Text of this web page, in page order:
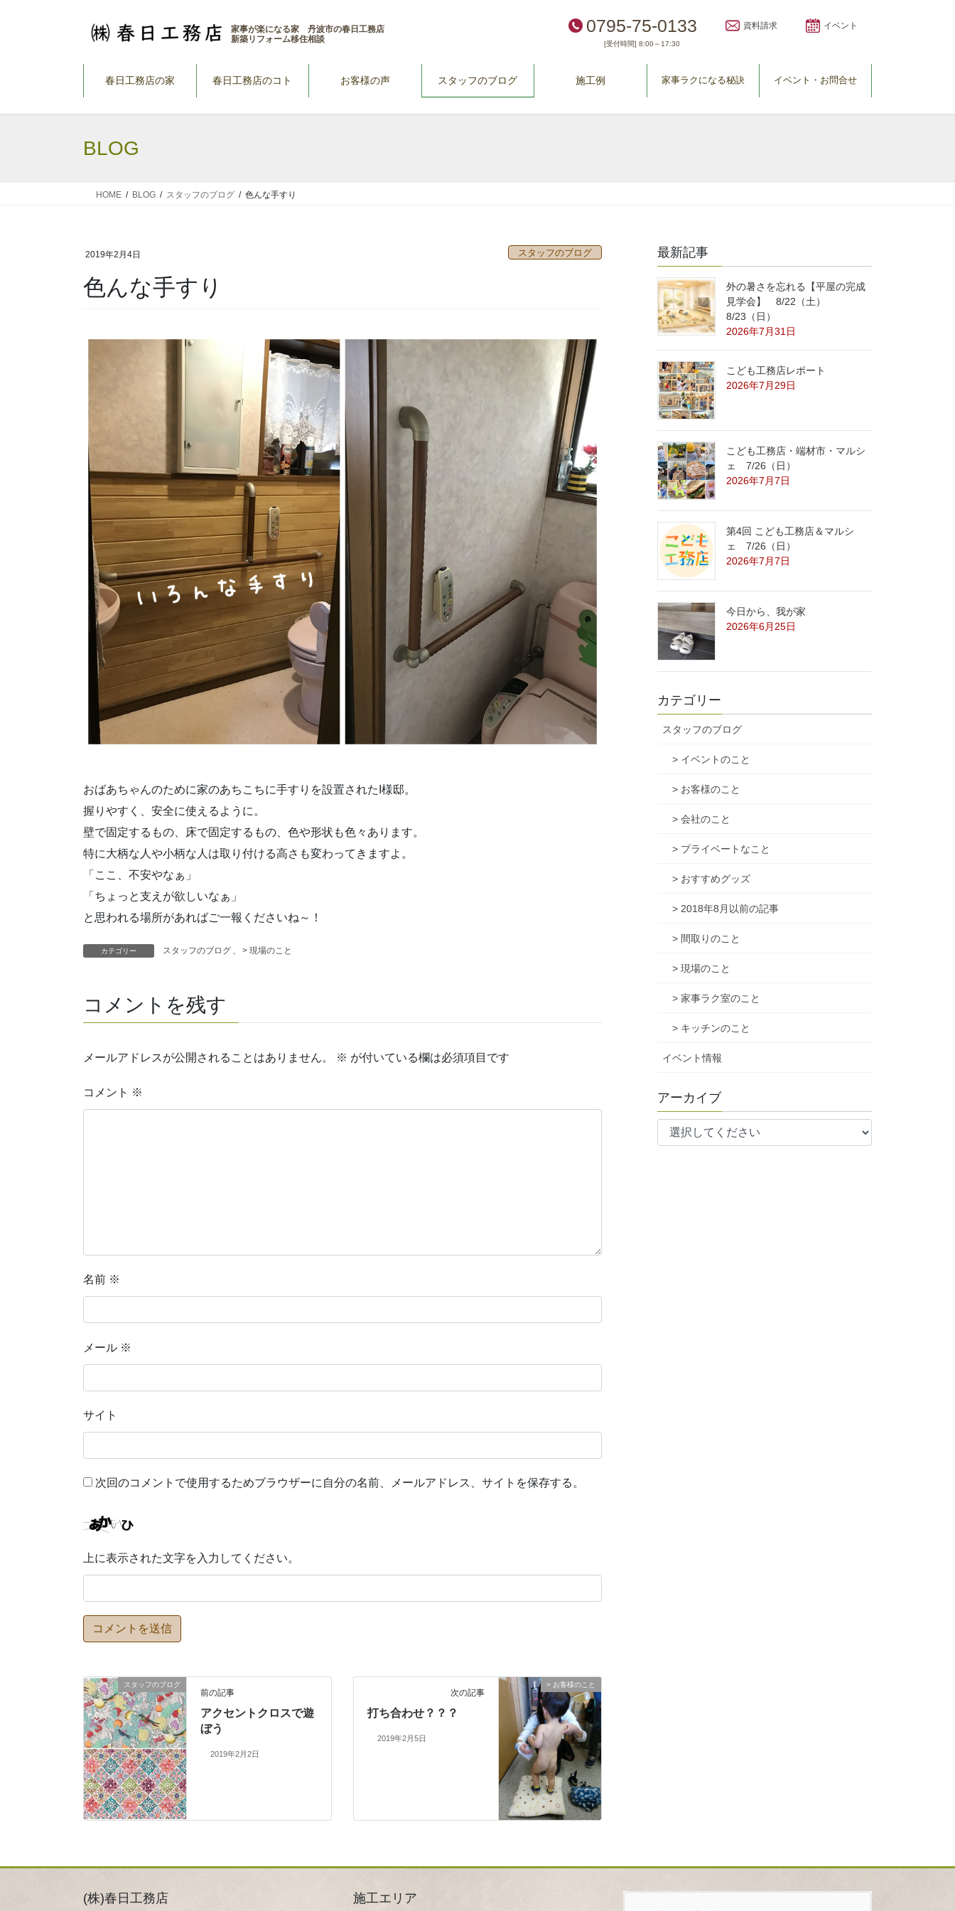
家事が楽になる家 丹波市の春日工務店
新築リフォーム移住相談
0795-75-0133
[受付時間] 8:00～17:30
資料請求 イベント
春日工務店の家 春日工務店のコト お客様の声 スタッフのブログ 施工例 家事ラクになる秘訣 イベント・お問合せ
BLOG
HOME BLOG スタッフのブログ 色んな手すり
2019年2月4日 スタッフのブログ
色んな手すり
おばあちゃんのために家のあちこちに手すりを設置されたI様邸。
握りやすく、安全に使えるように。
壁で固定するもの、床で固定するもの、色や形状も色々あります。
特に大柄な人や小柄な人は取り付ける高さも変わってきますよ。
「ここ、不安やなぁ」
「ちょっと支えが欲しいなぁ」
と思われる場所があればご一報くださいね～！
カテゴリー スタッフのブログ 、 > 現場のこと
コメントを残す
メールアドレスが公開されることはありません。 ※ が付いている欄は必須項目です
コメント ※
名前 ※
メール ※
サイト
次回のコメントで使用するためブラウザーに自分の名前、メールアドレス、サイトを保存する。
上に表示された文字を入力してください。
スタッフのブログ
前の記事
アクセントクロスで遊
ぼう
2019年2月2日
> お客様のこと
次の記事
打ち合わせ？？？
2019年2月5日
最新記事
外の暑さを忘れる【平屋の完成
見学会】 8/22（土）
8/23（日）
2026年7月31日
こども工務店レポート
2026年7月29日
こども工務店・端材市・マルシ
ェ 7/26（日）
2026年7月7日
第4回 こども工務店＆マルシ
ェ 7/26（日）
2026年7月7日
今日から、我が家
2026年6月25日
カテゴリー
スタッフのブログ
> イベントのこと
> お客様のこと
> 会社のこと
> プライベートなこと
> おすすめグッズ
> 2018年8月以前の記事
> 間取りのこと
> 現場のこと
> 家事ラク室のこと
> キッチンのこと
イベント情報
アーカイブ
(株)春日工務店 施工エリア